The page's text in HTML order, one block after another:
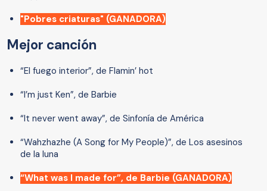
"Pobres criaturas" (GANADORA)
Mejor canción
“El fuego interior”, de Flamin’ hot
“I’m just Ken”, de Barbie
“It never went away”, de Sinfonía de América
“Wahzhazhe (A Song for My People)”, de Los asesinos
de la luna
“What was I made for”, de Barbie (GANADORA)